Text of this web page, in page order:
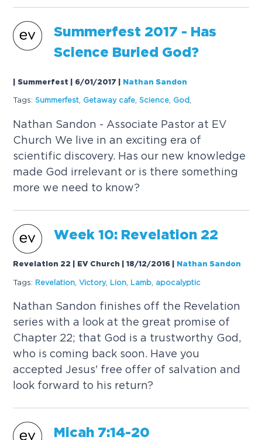
Summerfest 201 7 - H as
Science Buried God ?
| Summerfest | 6/01/2017 Nathan Sandon
Tags: Summerfest Getaway cafe ,Science God
Nat han Sandon - Associate Pastor at EV
C hurc h We ive in an exciting era of
scientific d iscovery. Has our new know edge
mad e God irre evant or is t here somet hing
more we need to know?
Wee k 1 0: Reve ation 22
Revelation 22 | EV Church | 18/12/2016 Nathan Sandon
Tags: Reve ation ,Victory, L ion L amb apoca lyptic
Nat han Sandon finis hes off t he Reve lation
series wit h a loo k at t he great promise of
C hapter 22; t hat God is a trustwort hy God ,
w ho is coming bac k soon. Have you
accepted Jesus' free offer of sa lvation and
loo k forward to his return?
M ica h 7:14-20